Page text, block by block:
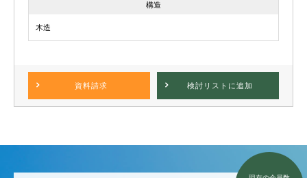
構造
木造
資料請求 検討リスト に追加